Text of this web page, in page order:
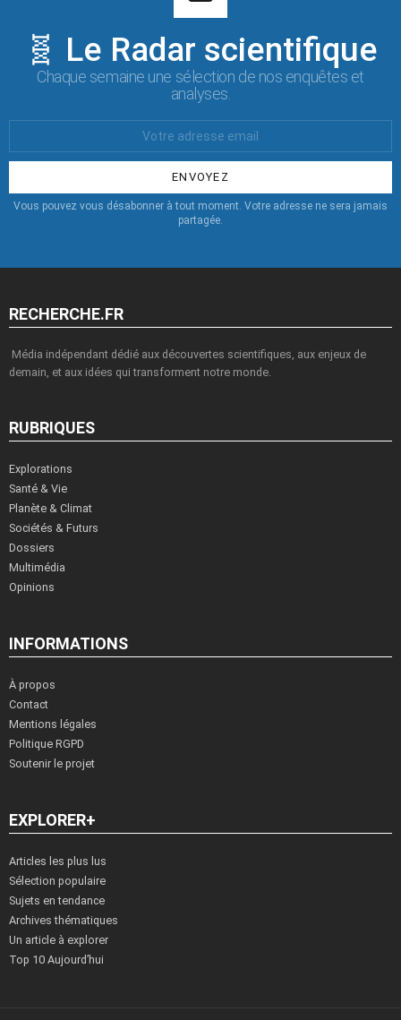
🧬 Le Radar scientifique
Chaque semaine une sélection de nos enquêtes et
analyses.
:
Vous pouvez vous désabonner à tout moment. Votre adresse ne sera jamais
partagée.
RECHERCHE.FR
Média indépendant dédié aux découvertes scientifiques, aux enjeux de
demain, et aux idées qui transforment notre monde.
RUBRIQUES
Explorations
Santé & Vie
Planète & Climat
Sociétés & Futurs
Dossiers
Multimédia
Opinions
INFORMATIONS
À propos
Contact
Mentions légales
Politique RGPD
Soutenir le projet
EXPLORER+
Articles les plus lus
Sélection populaire
Sujets en tendance
Archives thématiques
Un article à explorer
Top 10 Aujourd’hui